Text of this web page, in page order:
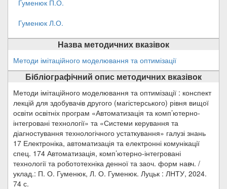
Гуменюк П.О.
Гуменюк Л.О.
Назва методичних вказівок
Методи імітаційного моделювання та оптимізації
Бібліографічний опис методичних вказівок
Методи імітаційного моделювання та оптимізації : конспект
лекцій для здобувачів другого (магістерського) рівня вищої
освіти освітніх програм «Автоматизація та комп’ютерно-
інтегровані технології» та «Системи керування та
діагностування технологічного устаткування» галузі знань
17 Електроніка, автоматизація та електронні комунікації
спец. 174 Автоматизація, комп’ютерно-інтегровані
технології та робототехніка денної та заоч. форм навч. /
уклад.: П. О. Гуменюк, Л. О. Гуменюк. Луцьк : ЛНТУ, 2024.
74 с.